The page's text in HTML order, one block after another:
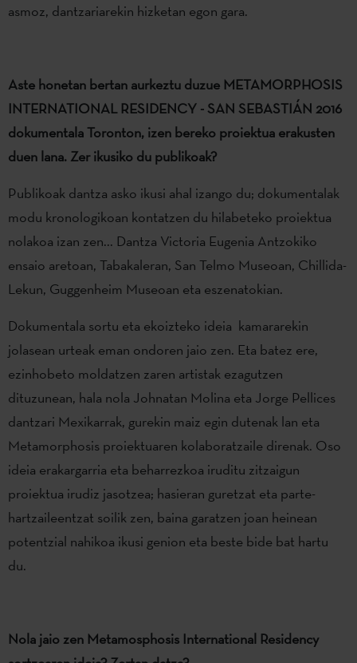
asmoz, dantzariarekin hizketan egon gara.
Aste honetan bertan aurkeztu duzue METAMORPHOSIS
INTERNATIONAL RESIDENCY - SAN SEBASTIÁN 2016
dokumentala Toronton, izen bereko proiektua erakusten
duen lana. Zer ikusiko du publikoak?
Publikoak dantza asko ikusi ahal izango du; dokumentalak
modu kronologikoan kontatzen du hilabeteko proiektua
nolakoa izan zen... Dantza Victoria Eugenia Antzokiko
ensaio aretoan, Tabakaleran, San Telmo Museoan, Chillida-
Lekun, Guggenheim Museoan eta eszenatokian.
Dokumentala sortu eta ekoizteko ideia kamararekin
jolasean urteak eman ondoren jaio zen. Eta batez ere,
ezinhobeto moldatzen zaren artistak ezagutzen
dituzunean, hala nola Johnatan Molina eta Jorge Pellices
dantzari Mexikarrak, gurekin maiz egin dutenak lan eta
Metamorphosis proiektuaren kolaboratzaile direnak. Oso
ideia erakargarria eta beharrezkoa iruditu zitzaigun
proiektua irudiz jasotzea; hasieran guretzat eta parte-
hartzaileentzat soilik zen, baina garatzen joan heinean
potentzial nahikoa ikusi genion eta beste bide bat hartu
du.
Nola jaio zen Metamosphosis International Residency